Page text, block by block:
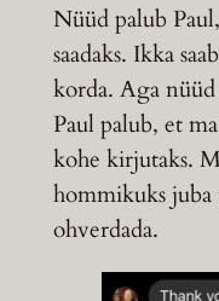
Nüüd palub
saadaks. Ikka
korda. Aga
Paul palub, et
kohe kirjutaks.
hommikuks juba
ohverdada.